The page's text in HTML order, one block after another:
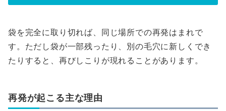
袋を完全に取り切れば、同じ場所での再発はまれで
す。ただし袋が一部残ったり、別の毛穴に新しくでき
たりすると、再びしこりが現れることがあります。
再発が起こる主な理由